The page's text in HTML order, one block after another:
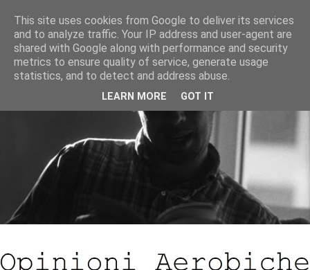
This site uses cookies from Google to deliver its services
and to analyze traffic. Your IP address and user-agent are
shared with Google along with performance and security
metrics to ensure quality of service, generate usage
statistics, and to detect and address abuse.
LEARN MORE GOT IT